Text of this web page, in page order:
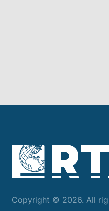
Copyright © 2026. All